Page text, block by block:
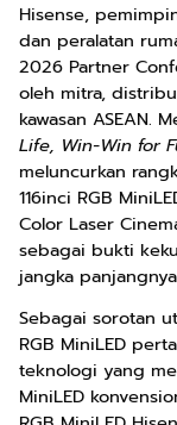
Hisense,
dan peralatan
2026 Partner
oleh mitra,
kawasan ASEAN.
Life, Win-Win for
meluncurkan
116inci RGB
Color Laser
sebagai bukti
jangka
Sebagai sorotan
RGB MiniLED
teknologi yang
MiniLED